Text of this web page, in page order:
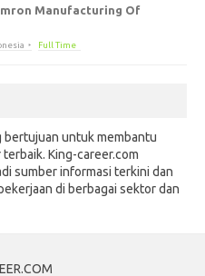
Manufacturing Of
Full Time
bertujuan untuk membantu
King-career.com
sumber informasi terkini dan
di berbagai sektor dan